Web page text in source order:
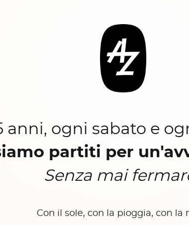
anni, ogni sabato e
partiti per
Senza mai
Con il sole, con la pioggia, con la